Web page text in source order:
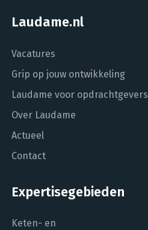
Laudame.nl
Vacatures
Grip op jouw ontwikkeling
Laudame voor opdrachtgevers
Over Laudame
Actueel
Contact
Expertisegebieden
Keten- en